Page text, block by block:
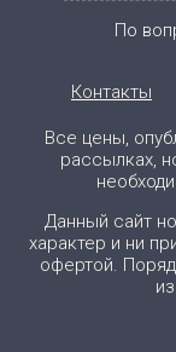
По
Контакты
Все цены,
рассылках,
Данный сайт
характер и ни
офертой.